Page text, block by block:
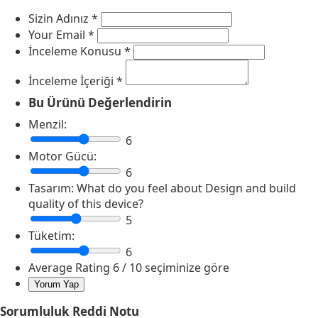
Sizin Adınız *
Your Email *
İnceleme Konusu *
İnceleme İçeriği *
Bu Ürünü Değerlendirin
Menzil:
6
Motor Gücü:
6
Tasarım: What do you feel about Design and build
quality of this device?
5
Tüketim:
6
Average Rating 6/ 10 seçiminize göre
Sorumluluk Reddi Notu